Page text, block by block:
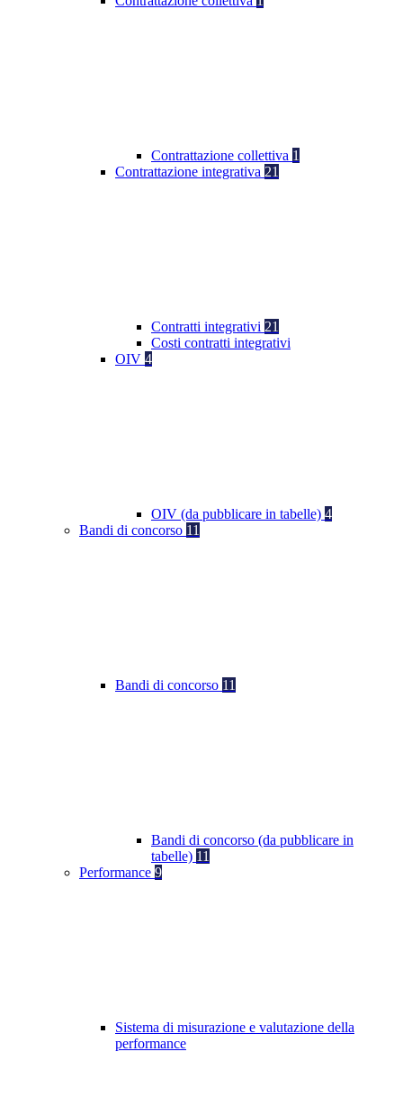
Contrattazione collettiva 1
Contrattazione integrativa 21
Contratti integrativi 21
Costi contratti integrativi
OIV 4
OIV (da pubblicare in tabelle) 4
Bandi di concorso 11
Bandi di concorso 11
Bandi di concorso (da pubblicare in
tabelle) 11
Performance 9
Sistema di misurazione e valutazione della
performance